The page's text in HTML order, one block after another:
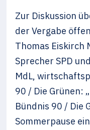
Zur Diskussion
der Vergabe
Thomas Eiskirch
Sprecher SPD
MdL,
90 / Die Grünen:
Bündnis 90 / Die
Sommerpause